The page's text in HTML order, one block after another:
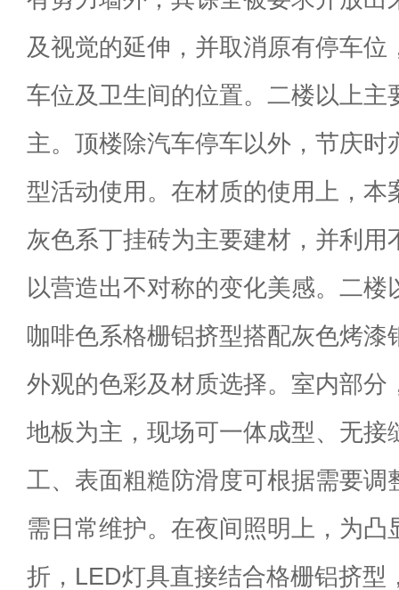
及视觉的延伸，并取消原有停车位
车位及卫生间的位置。二楼以上主
主。顶楼除汽车停车以外，节庆时
型活动使用。在材质的使用上，本
灰色系丁挂砖为主要建材，并利用
以营造出不对称的变化美感。二楼
咖啡色系格栅铝挤型搭配灰色烤漆
外观的色彩及材质选择。室内部分
地板为主，现场可一体成型、无接
工、表面粗糙防滑度可根据需要调
需日常维护。在夜间照明上，为凸
折，LED灯具直接结合格栅铝挤型